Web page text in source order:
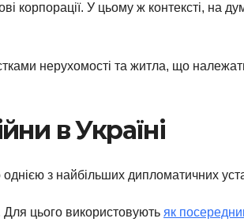
корпорації. У цьому ж контексті, на
нерухомості та житла, що
в Україні
з найбільших дипломатичних
Для цього використовують як